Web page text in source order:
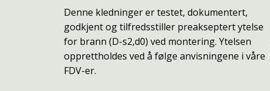
Denne kledninger er testet, dokumentert,
godkjent og tilfredsstiller preakseptert ytelse
for brann (D-s2,d0) ved montering. Ytelsen
opprettholdes ved å følge anvisningene i våre
FDV-er.